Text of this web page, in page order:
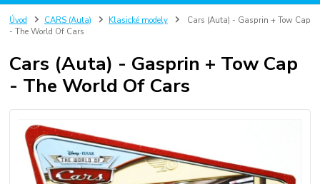
Úvod CARS (Auta) Klasické modely
Cars (Auta) - Gasprin + Tow Cap
- The World Of Cars
Cars (Auta) - Gasprin + Tow Cap
- The World Of Cars